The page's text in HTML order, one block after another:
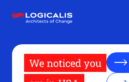
contenido
We noticed you